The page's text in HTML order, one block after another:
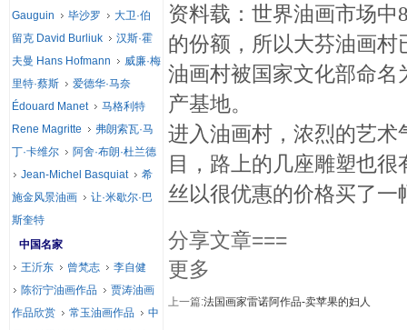
资料载：世界油画市场中
的份额，所以大芬油画村
油画村被国家文化部命名
产基地。
进入油画村，浓烈的艺
目，路上的几座雕塑也
丝以很优惠的价格买了
分享文章===
更多
上一篇:法国画家雷诺阿作品-卖苹果的妇人
Gauguin
毕沙罗
大卫·伯
留克 David Burliuk
汉斯·霍
夫曼 Hans Hofmann
威廉·梅
里特·蔡斯
爱德华·马奈
Édouard Manet
马格利特
Rene Magritte
弗朗索瓦·马
丁·卡维尔
阿舍·布朗·杜兰德
Jean-Michel Basquiat
希
施金风景油画
让·米歇尔·巴
斯奎特
中国名家
王沂东
曾梵志
李自健
陈衍宁油画作品
贾涛油画
作品欣赏
常玉油画作品
中